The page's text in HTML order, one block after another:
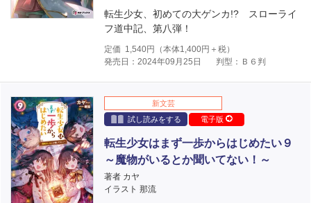
転生少女、初めての大ゲンカ!? スローライ
フ道中記、第八弾！
定価 1,540円（本体1,400円＋税）
発売日：2024年09月25日
判型：Ｂ６判
新文芸
試し読みをする
電子版
転生少女はまず一歩からはじめたい９
～魔物がいるとか聞いてない！～
著者 カヤ
イラスト 那流